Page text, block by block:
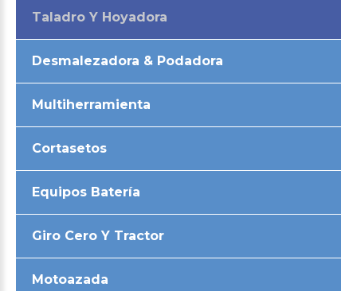
Taladro Y Hoyadora
Desmalezadora & Podadora
Multiherramienta
Cortasetos
Equipos Batería
Giro Cero Y Tractor
Motoazada